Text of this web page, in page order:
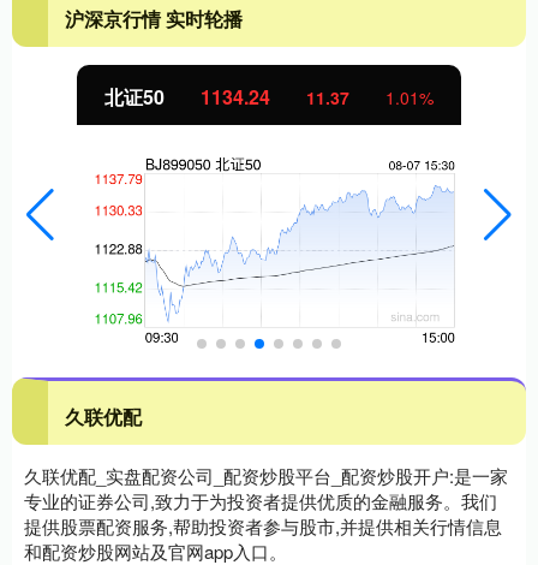
沪深京行情 实时轮播
北证50 1134.24 11.37 1.01%
久联优配
久联优配_实盘配资公司_配资炒股平台_配资炒股开户:是一家
专业的证券公司,致力于为投资者提供优质的金融服务。我们
提供股票配资服务,帮助投资者参与股市,并提供相关行情信息
和配资炒股网站及官网app入口。